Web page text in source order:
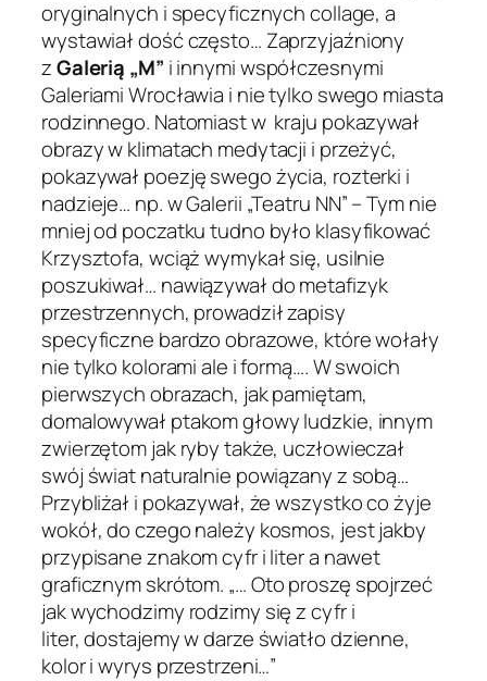
oryginalnych i specyficznych collage, a
wystawiał dość często… Zaprzyjaźniony
zGalerią „M” i innymi współczesnymi
Galeriami Wrocławia i nie tylko swego miasta
rodzinnego. Natomiast w kraju pokazywał
obrazy w klimatach medytacji i przeżyć,
pokazywał poezję swego życia, rozterki i
nadzieje… np. w Galerii „Teatru NN” – Tym nie
mniej od poczatku tudno było klasyfikować
Krzysztofa, wciąż wymykał się, usilnie
poszukiwał… nawiązywał do metafizyk
przestrzennych, prowadził zapisy
specyficzne bardzo obrazowe, które wołały
nie tylko kolorami ale i formą…. W swoich
pierwszych obrazach, jak pamiętam,
domalowywał ptakom głowy ludzkie, innym
zwierzętom jak ryby także, uczłowieczał
swój świat naturalnie powiązany z sobą…
Przybliżał i pokazywał, że wszystko co żyje
wokół, do czego należy kosmos, jest jakby
przypisane znakom cyfr i liter a nawet
graficznym skrótom. „… Oto proszę spojrzeć
jak wychodzimy rodzimy się z cyfr i
liter, dostajemy w darze światło dzienne,
kolor i wyrys przestrzeni…”